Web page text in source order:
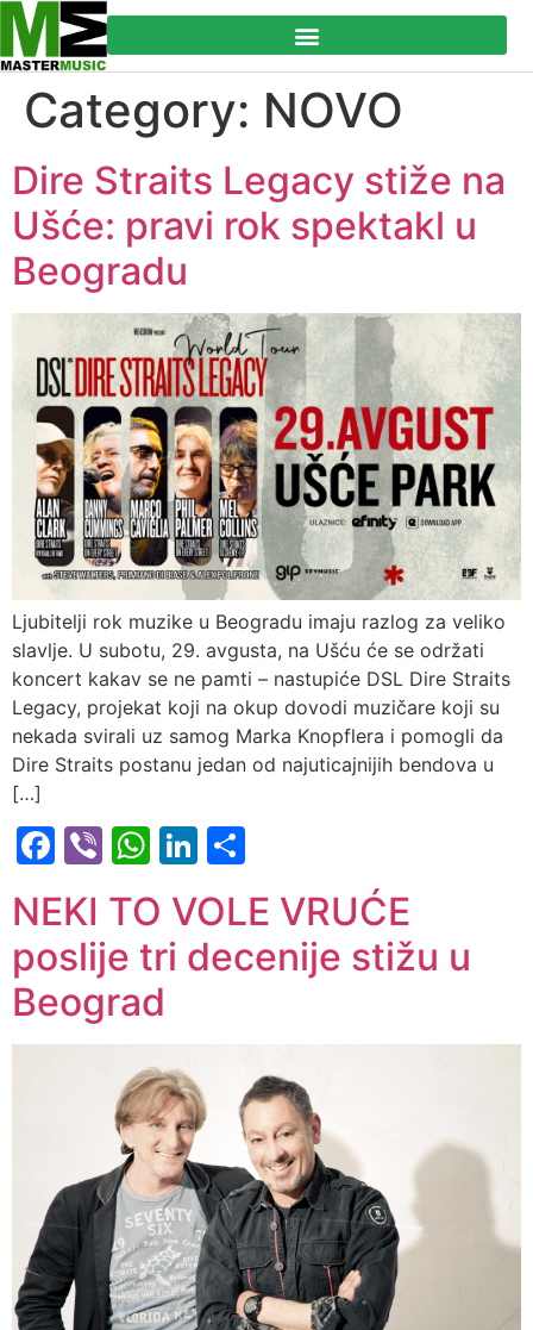
Category: NOVO
Dire Straits Legacy stiže na
Ušće: pravi rok spektakl u
Beogradu
Ljubitelji rok muzike u Beogradu imaju razlog za veliko
slavlje. U subotu, 29. avgusta, na Ušću će se održati
koncert kakav se ne pamti – nastupiće DSL Dire Straits
Legacy, projekat koji na okup dovodi muzičare koji su
nekada svirali uz samog Marka Knopflera i pomogli da
Dire Straits postanu jedan od najuticajnijih bendova u
[…]
Facebook
ViberWhatsApp
LinkedIn
NEKI TO VOLE VRUĆE
poslije tri decenije stižu u
Beograd